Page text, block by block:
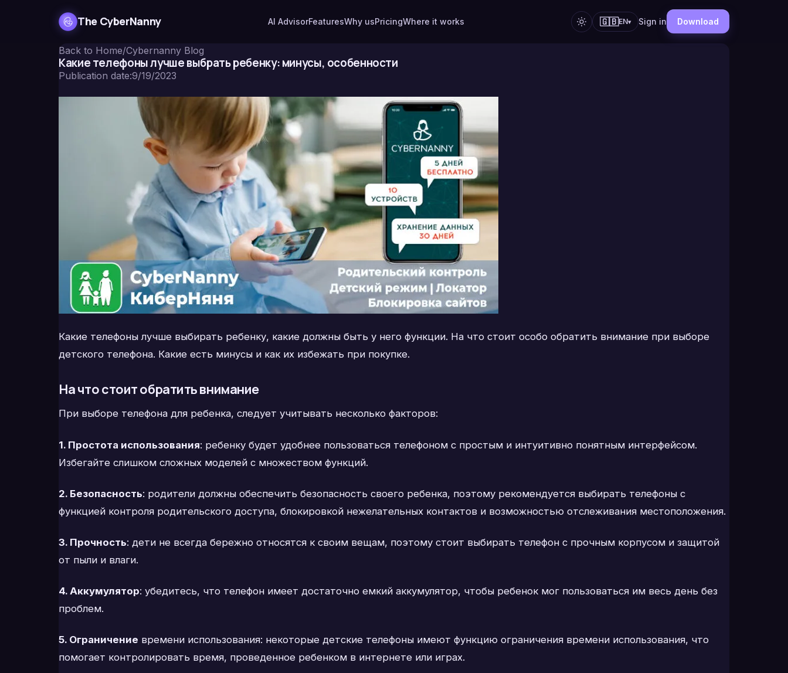
The CyberNanny AI AdvisorFeaturesWhy usPricingWhere it works 🇬🇧EN▾ Sign in Download
Back to Home/Cybernanny Blog
Какие телефоны лучше выбрать ребенку: минусы, особенности
Publication date:9/19/2023
Какие телефоны лучше выбирать ребенку, какие должны быть у него функции. На что стоит особо обратить внимание при выборе
детского телефона. Какие есть минусы и как их избежать при покупке.
На что стоит обратить внимание
При выборе телефона для ребенка, следует учитывать несколько факторов:
1. Простота использования: ребенку будет удобнее пользоваться телефоном с простым и интуитивно понятным интерфейсом.
Избегайте слишком сложных моделей с множеством функций.
2. Безопасность: родители должны обеспечить безопасность своего ребенка, поэтому рекомендуется выбирать телефоны с
функцией контроля родительского доступа, блокировкой нежелательных контактов и возможностью отслеживания местоположения.
3. Прочность: дети не всегда бережно относятся к своим вещам, поэтому стоит выбирать телефон с прочным корпусом и защитой
от пыли и влаги.
4. Аккумулятор: убедитесь, что телефон имеет достаточно емкий аккумулятор, чтобы ребенок мог пользоваться им весь день без
проблем.
5. Ограничение времени использования: некоторые детские телефоны имеют функцию ограничения времени использования, что
помогает контролировать время, проведенное ребенком в интернете или играх.